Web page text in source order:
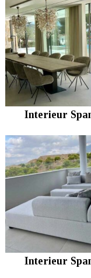
Interieur
Interieur